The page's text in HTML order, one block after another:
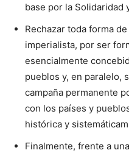
base por la Solidaridad
Rechazar toda forma
imperialista, por ser
esencialmente
pueblos y, en paralelo,
campaña permanente
con los países y
histórica y
Finalmente, frente a